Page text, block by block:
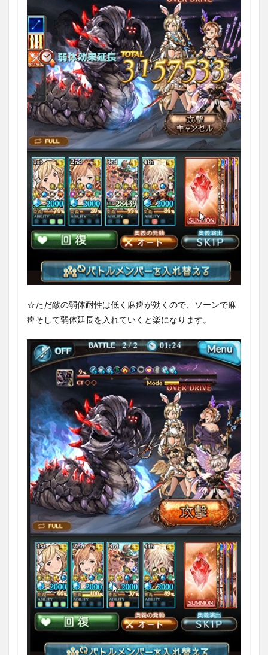
☆ただ敵の弱体耐性は低く麻痺が効くので、ソーンで麻
痺そして弱体延長を入れていくと楽になります。